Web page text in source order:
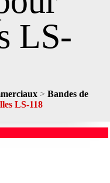
LS-
> Bandes de
LS-118